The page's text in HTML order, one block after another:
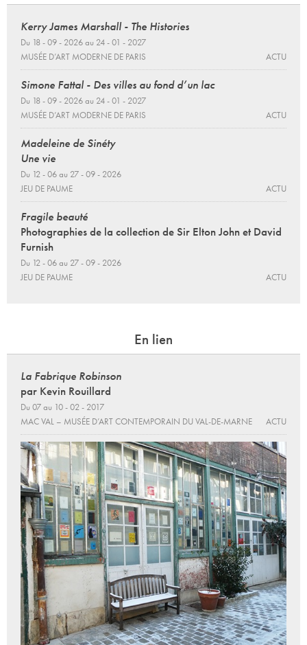
Kerry James Marshall - The Histories
Du 18 - 09 - 2026 au 24 - 01 - 2027
MUSÉE D’ART MODERNE DE PARIS
ACTU
Simone Fattal - Des villes au fond d’un lac
Du 18 - 09 - 2026 au 24 - 01 - 2027
MUSÉE D’ART MODERNE DE PARIS
ACTU
Madeleine de Sinéty
Une vie
Du 12 - 06 au 27 - 09 - 2026
JEU DE PAUME
ACTU
Fragile beauté
Photographies de la collection de Sir Elton John et David
Furnish
Du 12 - 06 au 27 - 09 - 2026
JEU DE PAUME
ACTU
En lien
La Fabrique Robinson
par Kevin Rouillard
Du 07 au 10 - 02 - 2017
MAC VAL – MUSÉE D’ART CONTEMPORAIN DU VAL-DE-MARNE
ACTU